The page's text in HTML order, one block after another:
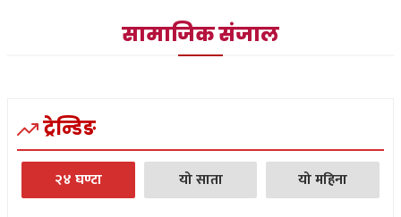
सामाजिक संजाल
ट्रेन्डिङ
२४ घण्टा यो साता यो महिना